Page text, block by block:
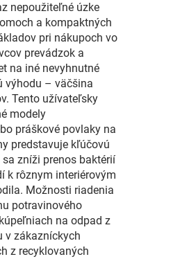
nepoužiteľné úzke
a kompaktných
pri nákupoch vo
prevádzok a
na iné nevyhnutné
výhodu – väčšina
Tento užívateľsky
modely
práškové povlaky na
predstavuje kľúčovú
zníži prenos baktérií
k rôznym interiérovým
Možnosti riadenia
potravinového
na odpad z
v zákazníckych
z recyklovaných